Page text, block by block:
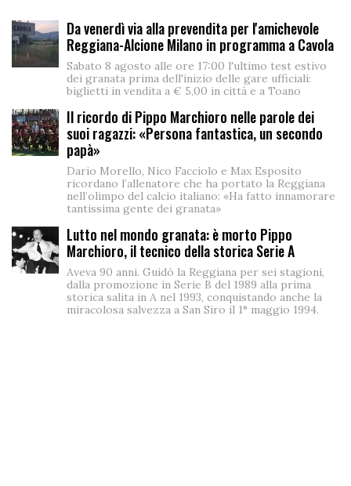
Da venerdì via alla prevendita per l'amichevole
Reggiana-Alcione Milano in programma a Cavola
Sabato 8 agosto alle ore 17:00 l'ultimo test estivo
dei granata prima dell'inizio delle gare ufficiali:
biglietti in vendita a € 5,00 in città e a Toano
Il ricordo di Pippo Marchioro nelle parole dei
suoi ragazzi: «Persona fantastica, un secondo
papà»
Dario Morello, Nico Facciolo e Max Esposito
ricordano l’allenatore che ha portato la Reggiana
nell’olimpo del calcio italiano: «Ha fatto innamorare
tantissima gente dei granata»
Lutto nel mondo granata: è morto Pippo
Marchioro, il tecnico della storica Serie A
Aveva 90 anni. Guidò la Reggiana per sei stagioni,
dalla promozione in Serie B del 1989 alla prima
storica salita in A nel 1993, conquistando anche la
miracolosa salvezza a San Siro il 1° maggio 1994.